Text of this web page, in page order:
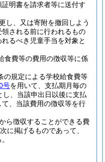
明書を請求者等に送付す
し、又は寄附を撤回しよう
される前に行われるもの
るべき児童手当を対象と
食費等の費用の徴収等に係
の規定による学校給食費等
号を用いて、支払期月毎の
、当該申出日以後に支払
、当該費用の徴収等を行
ら徴収することができる費
に掲げるものであって、